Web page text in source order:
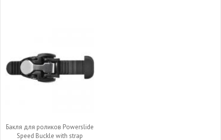
Бакля для роликов Powerslide
Speed Buckle with strap